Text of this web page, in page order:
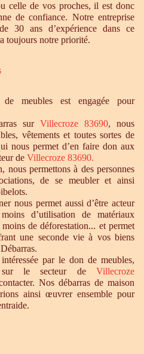
celle de vos proches, il est donc
de confiance. Notre entreprise
30 ans d’expérience dans ce
toujours notre priorité.
meubles est engagée pour
sur Villecroze 83690, nous
vêtements et toutes sortes de
nous permet d’en faire don aux
de Villecroze 83690.
nous permettons à des personnes
de se meubler et ainsi
nous permet aussi d’être acteur
d’utilisation de matériaux
de déforestation... et permet
une seconde vie à vos biens
par le don de meubles,
sur le secteur de Villecroze
Nos débarras de maison
ainsi œuvrer ensemble pour